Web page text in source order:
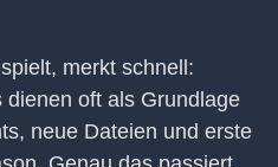
merkt schnell:
oft als Grundlage
neue Dateien und erste